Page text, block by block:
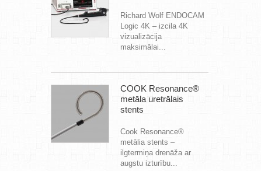
Richard Wolf ENDOCAM
Logic 4K – izcila 4K
vizualizācija
maksimālai...
COOK Resonance®
metāla uretrālais
stents
Cook Resonance®
metālia stents –
ilgtermiņa drenāža ar
augstu izturību...